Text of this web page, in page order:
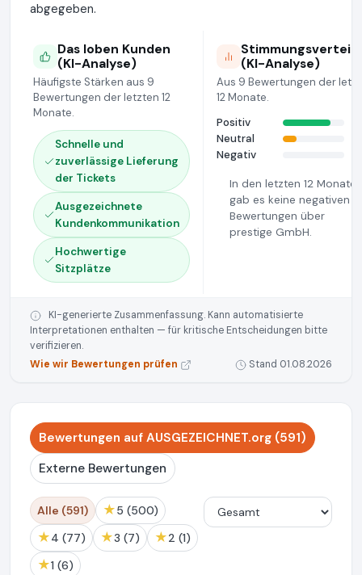
abgegeben.
Das loben Kunden
(KI-Analyse)
Häufigste Stärken aus 9
Bewertungen der letzten 12
Monate.
Schnelle und
zuverlässige Lieferung
der Tickets
Ausgezeichnete
Kundenkommunikation
Hochwertige
Sitzplätze
(KI-Analyse)
Aus 9 Bewertungen der
12 Monate.
Positiv
Neutral
Negativ
In den letzten 12 Monaten
gab es keine negativen
Bewertungen über
prestige GmbH.
KI-generierte Zusammenfassung. Kann automatisierte
Interpretationen enthalten — für kritische Entscheidungen bitte
verifizieren.
Wie wir Bewertungen prüfen
Stand 01.08.2026
Bewertungen auf AUSGEZEICHNET.org (591)
Externe Bewertungen
Alle (591) ★ 5 (500)
★ 4 (77) ★ 3 (7) ★ 2 (1)
★ 1 (6)